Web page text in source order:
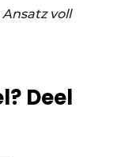
voll
Deel